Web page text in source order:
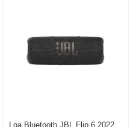
Loa Bluetooth JBL Flip 6 2022